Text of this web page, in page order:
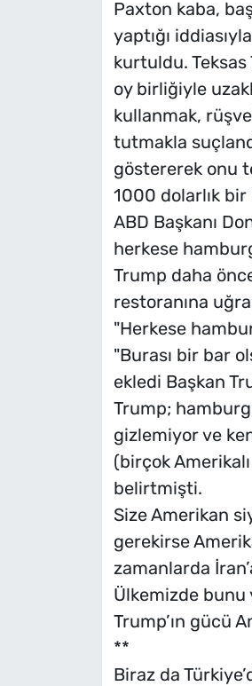
Paxton kaba,
yaptığı
kurtuldu.
oy birliğiyle
kullanmak,
tutmakla
göstererek onu
1000 dolarlık
ABD Başkanı
herkese
Trump daha
restoranına
"Herkese
"Burası bir bar
ekledi Başkan
Trump;
gizlemiyor ve
(birçok
belirtmişti.
Size Amerikan
gerekirse
zamanlarda
Ülkemizde bunu
Trump’ın gücü
**
Biraz da